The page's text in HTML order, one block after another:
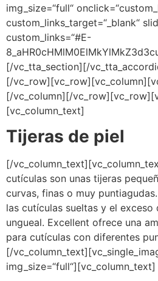
img_size=“full“
custom_links_target=“_blank“
custom_links=“#E-
[/vc_tta_section][/
[/
[/vc_column][/
[vc_column_text]
Tijeras de piel
[/
cutículas son unas tijeras
curvas, finas o muy
las cutículas sueltas y el exceso
ungueal. Excellent ofrece una
para cutículas con diferentes
[/
img_size=“full“][vc_column_text]